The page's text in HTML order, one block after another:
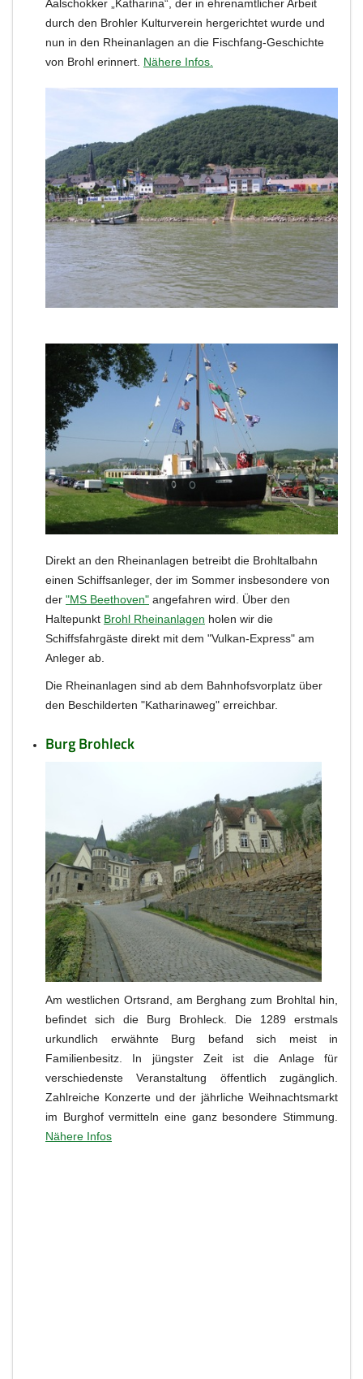
Aalschokker „Katharina“, der in ehrenamtlicher Arbeit
durch den Brohler Kulturverein hergerichtet wurde und
nun in den Rheinanlagen an die Fischfang-Geschichte
von Brohl erinnert. Nähere Infos.
Direkt an den Rheinanlagen betreibt die Brohltalbahn
einen Schiffsanleger, der im Sommer insbesondere von
der "MS Beethoven" angefahren wird. Über den
Haltepunkt Brohl Rheinanlagen holen wir die
Schiffsfahrgäste direkt mit dem "Vulkan-Express" am
Anleger ab.
Die Rheinanlagen sind ab dem Bahnhofsvorplatz über
den Beschilderten "Katharinaweg" erreichbar.
Burg Brohleck
Am westlichen Ortsrand, am Berghang zum Brohltal hin,
befindet sich die Burg Brohleck. Die 1289 erstmals
urkundlich erwähnte Burg befand sich meist in
Familienbesitz. In jüngster Zeit ist die Anlage für
verschiedenste Veranstaltung öffentlich zugänglich.
Zahlreiche Konzerte und der jährliche Weihnachtsmarkt
im Burghof vermitteln eine ganz besondere Stimmung.
Nähere Infos